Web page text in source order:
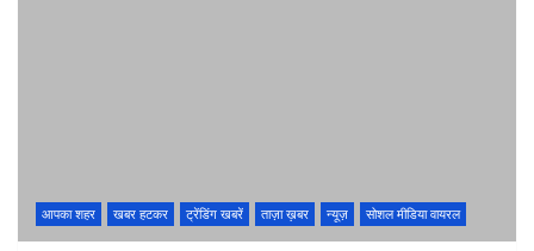
आपका शहर खबर हटकर ट्रेंडिंग खबरें ताज़ा ख़बर न्यूज़ सोशल मीडिया वायरल